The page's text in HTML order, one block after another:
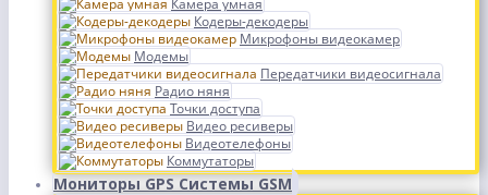
Камера умная
Кодеры-декодеры
Микрофоны видеокамер
Модемы
Передатчики видеосигнала
Радио няня
Точки доступа
Видео ресиверы
Видеотелефоны
Коммутаторы
Мониторы GPS Системы GSM